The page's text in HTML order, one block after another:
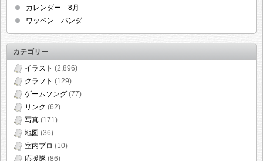
カレンダー 8月
ワッペン パンダ
カテゴリー
イラスト (2,896)
クラフト (129)
ゲームソング (77)
リンク (62)
写真 (171)
地図 (36)
室内プロ (10)
応援隊 (86)